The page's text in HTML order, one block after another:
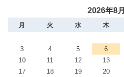
2026年8月
月 火 水 木
3
4 5 6
10
11 12 13
17
18 19 20